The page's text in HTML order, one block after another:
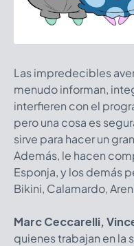
Las impredecibles
menudo informan,
interfieren con el
pero una cosa es
sirve para hacer un
Además, le hacen
Esponja, y los demás
Bikini, Calamardo,
Marc Ceccarelli,
quienes trabajan en la